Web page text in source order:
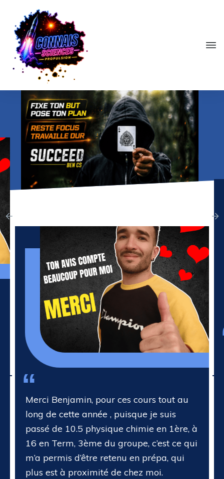
“
Merci Benjamin, pour ces cours tout au
long de cette année , puisque je suis
passé de 10.5 physique chimie en 1ère, à
16 en Term, 3ème du groupe, c’est ce qui
m’a permis d’être retenu en prépa, qui
plus est à proximité de chez moi.